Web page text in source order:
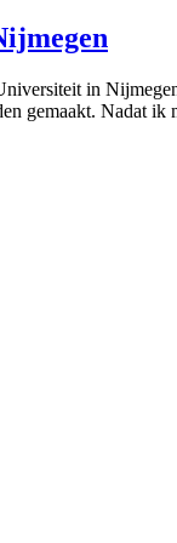
in
gemaakt. Nadat